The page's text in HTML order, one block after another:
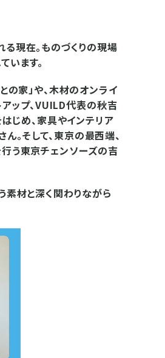
現在。ものづくりの現場
います。
の家」や、木材のオンライ
アップ、VUILD代表の秋吉
じめ、家具やインテリア
。そして、東京の最西端、
行う東京チェンソーズの吉
素材と深く関わりながら